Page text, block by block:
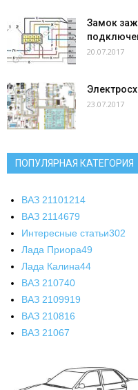
Замок
20.07.2017
23.07.2017
ПОПУЛЯРНАЯ КАТЕГОРИЯ
ВАЗ 21101214
ВАЗ 2114679
Интересные статьи302
Лада Приора49
Лада Калина44
ВАЗ 210740
ВАЗ 2109919
ВАЗ 210816
ВАЗ 21067